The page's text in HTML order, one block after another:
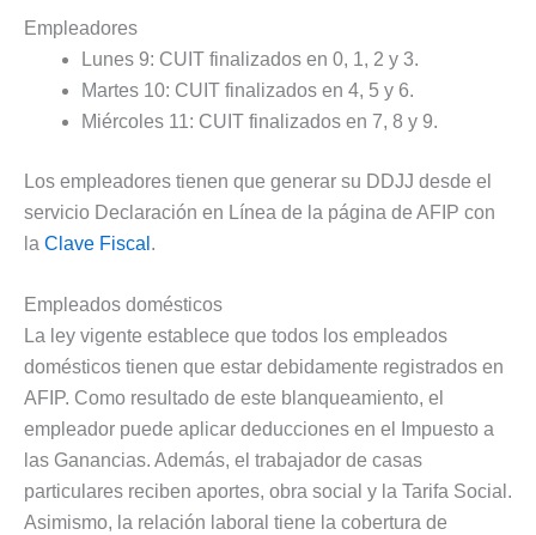
Empleadores
Lunes 9: CUIT finalizados en 0, 1, 2 y 3.
Martes 10: CUIT finalizados en 4, 5 y 6.
Miércoles 11: CUIT finalizados en 7, 8 y 9.
Los empleadores tienen que generar su DDJJ desde el
servicio Declaración en Línea de la página de AFIP con
la Clave Fiscal .
Empleados domésticos
La ley vigente establece que todos los empleados
domésticos tienen que estar debidamente registrados en
AFIP. Como resultado de este blanqueamiento, el
empleador puede aplicar deducciones en el Impuesto a
las Ganancias. Además, el trabajador de casas
particulares reciben aportes, obra social y la Tarifa Social.
Asimismo, la relación laboral tiene la cobertura de